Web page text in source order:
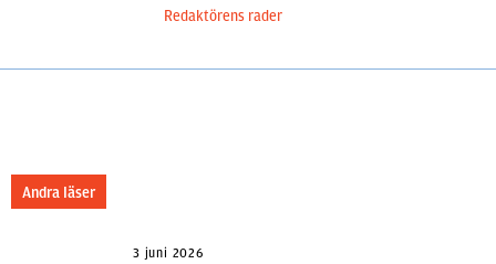
Redaktörens rader
Andra läser
3 juni 2026